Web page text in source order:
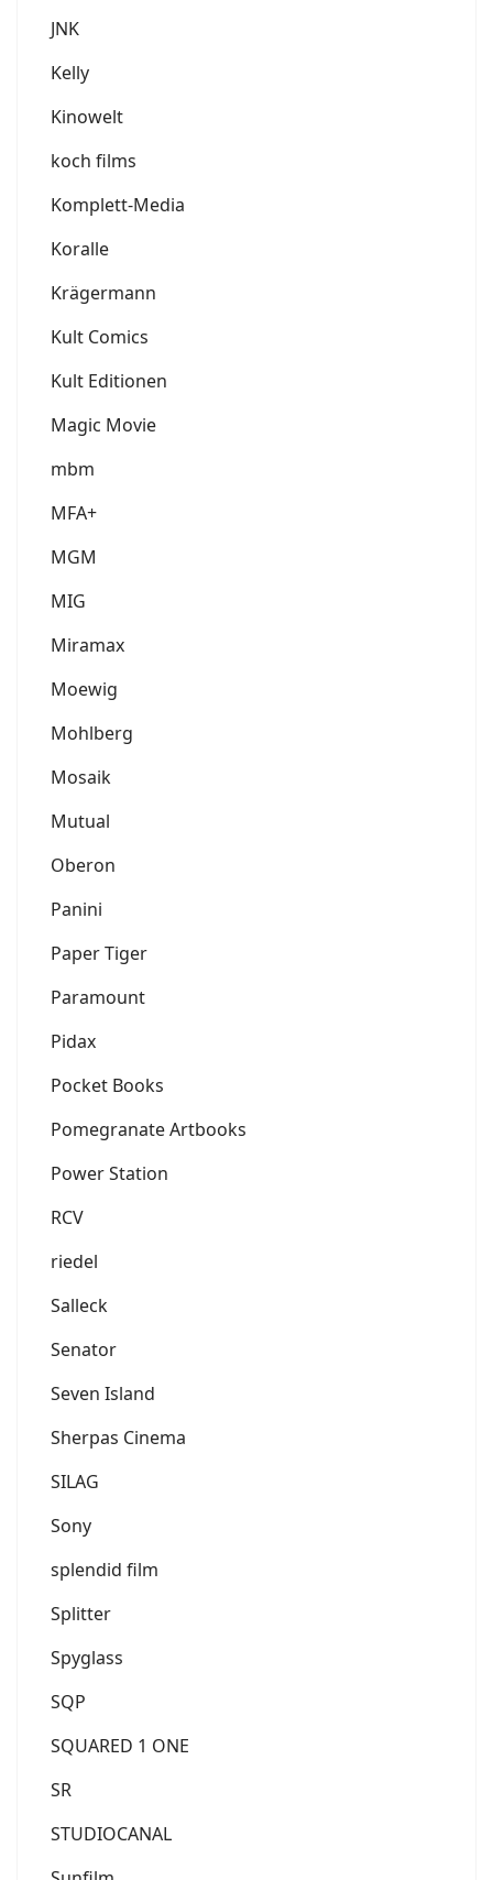
JNK
Kelly
Kinowelt
koch films
Komplett-Media
Koralle
Krägermann
Kult Comics
Kult Editionen
Magic Movie
mbm
MFA+
MGM
MIG
Miramax
Moewig
Mohlberg
Mosaik
Mutual
Oberon
Panini
Paper Tiger
Paramount
Pidax
Pocket Books
Pomegranate Artbooks
Power Station
RCV
riedel
Salleck
Senator
Seven Island
Sherpas Cinema
SILAG
Sony
splendid film
Splitter
Spyglass
SQP
SQUARED 1 ONE
SR
STUDIOCANAL